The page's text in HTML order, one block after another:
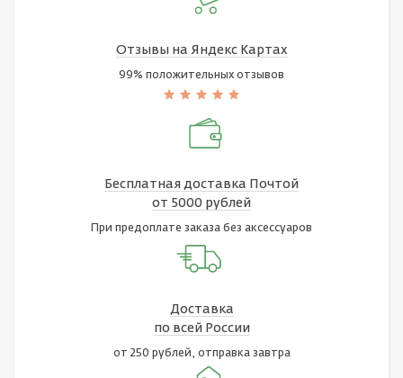
Отзывы на Яндекс Картах
99% положительных отзывов
Бесплатная доставка Почтой
от 5000 рублей
При предоплате заказа без аксессуаров
Доставка
по всей России
от 250 рублей, отправка завтра